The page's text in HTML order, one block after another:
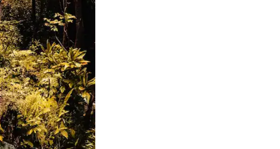
kao i dodirom ili prelaskom prstom po zaslonu.